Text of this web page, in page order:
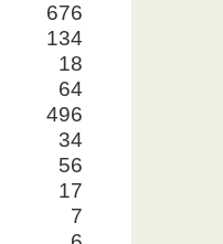
676
134
18
64
496
34
56
17
7